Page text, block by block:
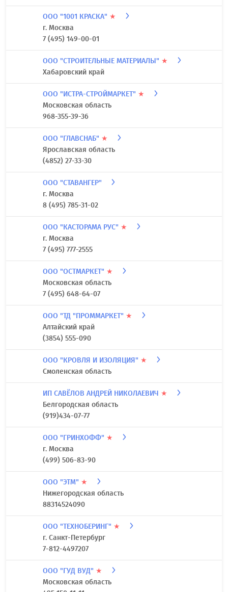
ООО "1001 КРАСКА" ★
г. Москва
7 (495) 149-00-01
ООО "СТРОИТЕЛЬНЫЕ МАТЕРИАЛЫ" ★
Хабаровский край
ООО "ИСТРА-СТРОЙМАРКЕТ" ★
Московская область
968-355-39-36
ООО "ГЛАВСНАБ" ★
Ярославская область
(4852) 27-33-30
ООО "СТАВАНГЕР"
г. Москва
8 (495) 785-31-02
ООО "КАСТОРАМА РУС" ★
г. Москва
7 (495) 777-2555
ООО "ОСТМАРКЕТ" ★
Московская область
7 (495) 648-64-07
ООО "ТД "ПРОММАРКЕТ" ★
Алтайский край
(3854) 555-090
ООО "КРОВЛЯ И ИЗОЛЯЦИЯ" ★
Смоленская область
ИП САВЁЛОВ АНДРЕЙ НИКОЛАЕВИЧ ★
Белгородская область
(919)434-07-77
ООО "ГРИНХОФФ" ★
г. Москва
(499) 506-83-90
ООО "ЭТМ" ★
Нижегородская область
88314524090
ООО "ТЕХНОБЕРИНГ" ★
г. Санкт-Петербург
7-812-4497207
ООО "ГУД ВУД" ★
Московская область